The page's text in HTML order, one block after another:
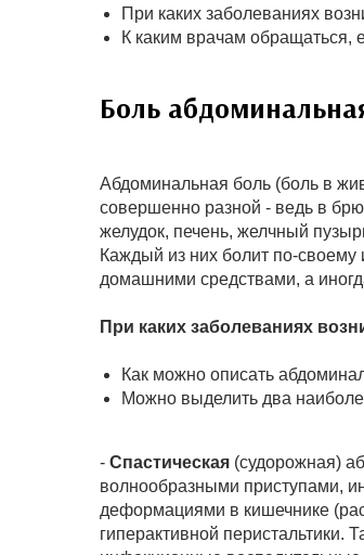
При каких заболеваниях
К каким врачам обращаться,
Боль
Абдоминальная боль (боль в
совершенно разной - ведь в
желудок, печень, желчный
Каждый из них болит по-своему
домашними средствами, а
При каких заболеваниях
Как можно описать
Можно выделить два
- Cпастическая (судорожная)
волнообразными приступами,
деформациями в кишечнике
гиперактивной перистальтики.